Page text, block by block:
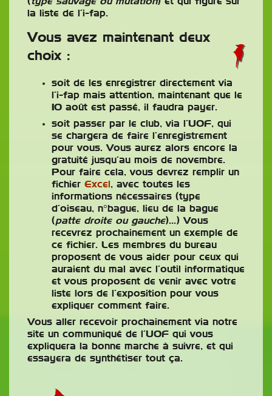
la liste de l’i-fap.
Vous avez maintenant deux
choix :
soit de les enregistrer directement via
l’i-fap mais attention, maintenant que le
10 août est passé, il faudra payer.
soit passer par le club, via l’UOF, qui
se chargera de faire l’enregistrement
pour vous. Vous aurez alors encore la
gratuité jusqu’au mois de novembre.
Pour faire cela, vous devrez remplir un
fichier Excel , avec toutes les
informations nécessaires (type
d’oiseau, n°bague, lieu de la bague
(patte droite ou gauche)…) Vous
recevrez prochainement un exemple de
ce fichier. Les membres du bureau
proposent de vous aider pour ceux qui
auraient du mal avec l’outil informatique
et vous proposent de venir avec votre
liste lors de l’exposition pour vous
expliquer comment faire.
Vous aller recevoir prochainement via notre
site un communiqué de l’UOF qui vous
expliquera la bonne marche à suivre, et qui
essayera de synthétiser tout ça.